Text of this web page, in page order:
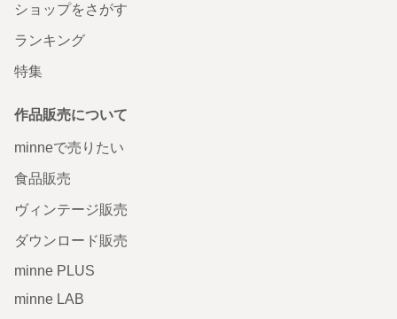
ショップをさがす
ランキング
特集
作品販売について
minneで売りたい
食品販売
ヴィンテージ販売
ダウンロード販売
minne PLUS
minne LAB